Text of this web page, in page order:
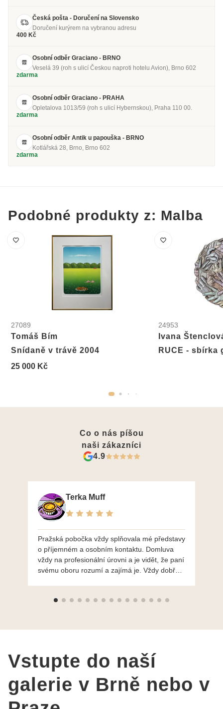
Česká pošta - Doručení na Slovensko
Doručení kurýrem na vybranou adresu
400 Kč
Osobní odběr Graciano - BRNO
Veselá 39 (roh s ulicí Českou naproti hotelu Avion), Brno 602
zdarma
Osobní odběr Graciano - PRAHA
Opletalova 1013/59 (roh s ulicí Hybernskou), Praha 110 00.
zdarma
Osobní odběr Antik u papouška - BRNO
Kotlářská 28, Brno, Brno 602
zdarma
Podobné produkty z: Malba
27089
Tomáš Bím
Snídaně v trávě 2004
25 000 Kč
24953
Ivana
RUCE - sbírka
Co o nás píšou
naši zákazníci
4.9
Terka Muff
Pražská pobočka vždy splňovala mé představy
o příjemném a osobním kontaktu. Domluva
vždy na profesionální úrovni a je vidět, že paní
svému oboru rozumí a zajímá je. Vždy dobře a
výběru, jak už bylo napsáno - na požádání
Vstupte do naší
galerie v Brně nebo v